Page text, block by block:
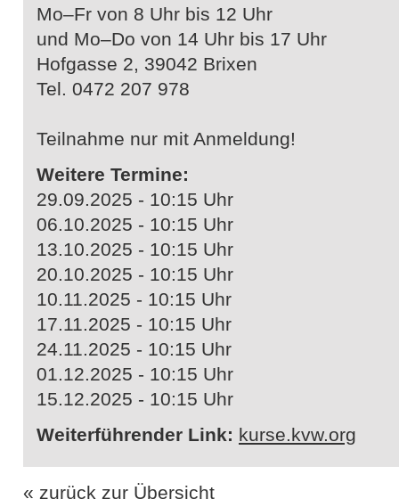
Mo–Fr von 8 Uhr bis 12 Uhr
und Mo–Do von 14 Uhr bis 17 Uhr
Hofgasse 2, 39042 Brixen
Tel. 0472 207 978
Teilnahme nur mit Anmeldung!
Weitere Termine:
29.09.2025 - 10:15 Uhr
06.10.2025 - 10:15 Uhr
13.10.2025 - 10:15 Uhr
20.10.2025 - 10:15 Uhr
10.11.2025 - 10:15 Uhr
17.11.2025 - 10:15 Uhr
24.11.2025 - 10:15 Uhr
01.12.2025 - 10:15 Uhr
15.12.2025 - 10:15 Uhr
Weiterführender Link: kurse.kvw.org
« zurück zur Übersicht